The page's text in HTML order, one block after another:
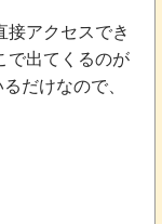
接アクセスでき
で出てくるのが
だけなので、